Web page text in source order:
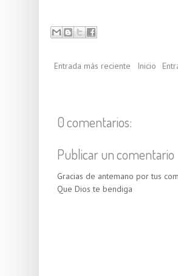
Entrada más reciente Inicio
0 comentarios:
Publicar un comentario
Gracias de antemano por tus
Que Dios te bendiga